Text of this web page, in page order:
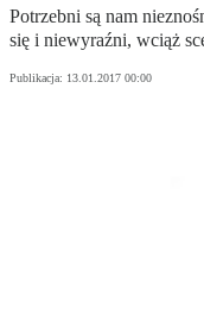
Potrzebni są nam
się i niewyraźni, wciąż
Publikacja: 13.01.2017 00:00